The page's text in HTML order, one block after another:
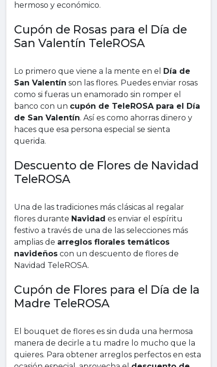
hermoso y económico.
Cupón de Rosas para el Día de
San Valentín TeleROSA
Lo primero que viene a la mente en el
Día de
San Valentín son las flores. Puedes enviar rosas
como si fueras un enamorado sin romper el
banco con un cupón de TeleROSA para el Día
de San Valentín. Así es como ahorras dinero y
haces que esa persona especial se sienta
querida.
Descuento de Flores de Navidad
TeleROSA
Una de las tradiciones más clásicas al regalar
flores durante Navidad es enviar el espíritu
festivo a través de una de las selecciones más
amplias de arreglos florales temáticos
navideños con un descuento de flores de
Navidad TeleROSA.
Cupón de Flores para el Día de la
Madre TeleROSA
El bouquet de flores es sin duda una hermosa
manera de decirle a tu madre lo mucho que la
quieres. Para obtener arreglos perfectos en esta